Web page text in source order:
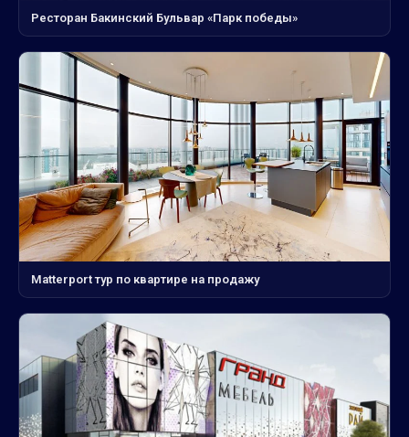
Ресторан Бакинский Бульвар «Парк победы»
Matterport тур по квартире на продажу